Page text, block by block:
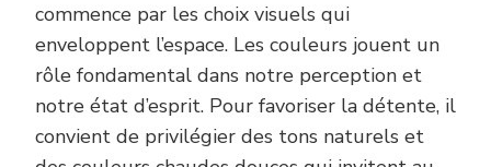
commence par les choix visuels qui
enveloppent l’espace. Les couleurs jouent un
rôle fondamental dans notre perception et
notre état d’esprit. Pour favoriser la détente, il
convient de privilégier des tons naturels et